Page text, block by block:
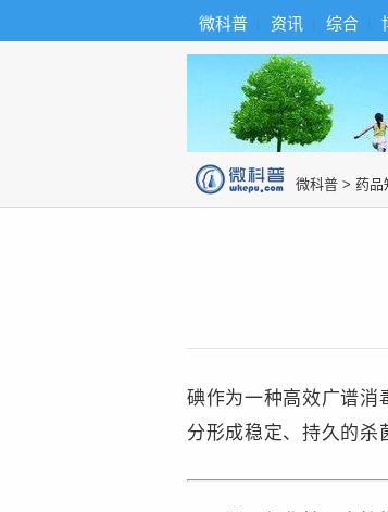
微科普 资讯 综合
微科普 > 药品
碘作为一种高效广谱消
分形成稳定、持久的杀